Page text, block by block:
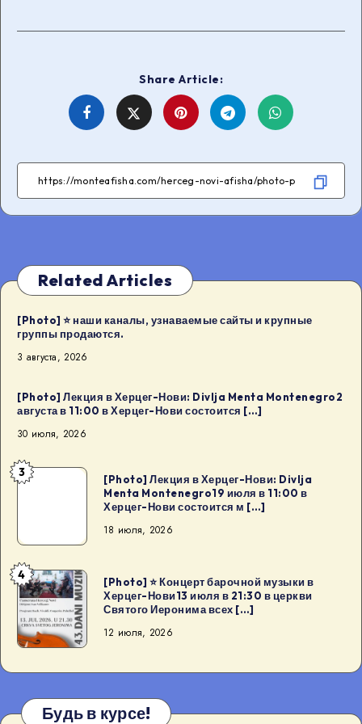
Share Article:
Share
Facebook
Share
Twitter
Share
Telegram
Share
WhatsApp
Related Articles
[Photo] ⭐️ наши каналы, узнаваемые сайты и крупные
группы продаются.
3 августа, 2026
[Photo] Лекция в Херцег-Нови: Divlja Menta Montenegro2
августа в 11:00 в Херцег-Нови состоится […]
30 июля, 2026
[Photo]
Херцег-
Divlja
Menta
Montenegro19
июля
11:00
Херцег-
3
[Photo] Лекция в Херцег-Нови: Divlja
Menta Montenegro19 июля в 11:00 в
Херцег-Нови состоится м […]
18 июля, 2026
[Photo]
⭐
Концерт
барочной
Херцег-
Нови13
4
[Photo] ⭐ Концерт барочной музыки в
Херцег-Нови13 июля в 21:30 в церкви
Святого Иеронима всех […]
12 июля, 2026
Будь в курсе!